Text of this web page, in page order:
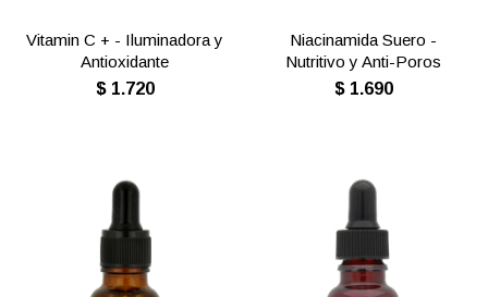
Vitamin C + - Iluminadora y
Antioxidante
$ 1.720
Niacinamida Suero -
Nutritivo y Anti-Poros
$ 1.690